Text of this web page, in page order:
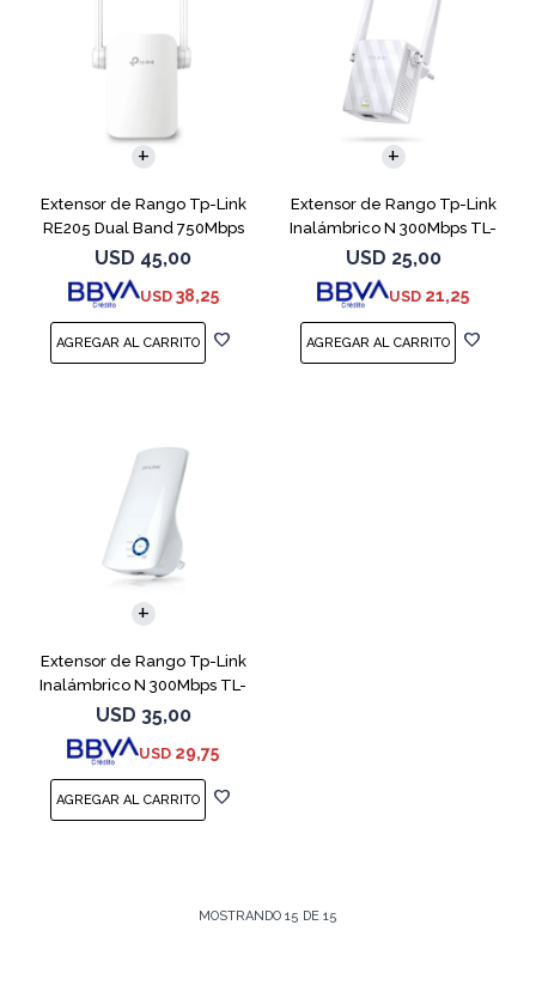
Extensor de Rango Tp-Link
RE205 Dual Band 750Mbps
AC750
USD 45,00
USD 38,25
Extensor de Rango Tp-Link
Inalámbrico N 300Mbps TL-
WA855RE
USD 25,00
USD 21,25
Extensor de Rango Tp-Link
Inalámbrico N 300Mbps TL-
WA850RE
USD 35,00
USD 29,75
MOSTRANDO 15 DE 15